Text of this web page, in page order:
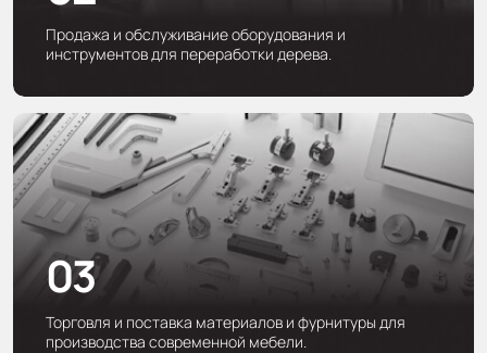
Продажа и обслуживание оборудования и
инструментов для переработки дерева.
03
Торговля и поставка материалов и фурнитуры для
производства современной мебели.